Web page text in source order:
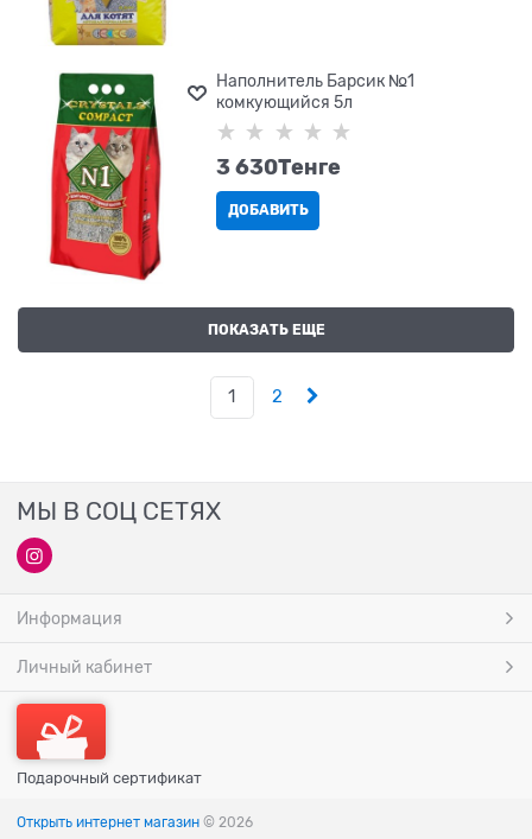
Наполнитель Барсик №1
комкующийся 5л
3 630Tенге
ДОБАВИТЬ
ПОКАЗАТЬ ЕЩЕ
1 2
МЫ В СОЦ СЕТЯХ
Информация
Личный кабинет
Подарочный сертификат
Открыть интернет магазин © 2026